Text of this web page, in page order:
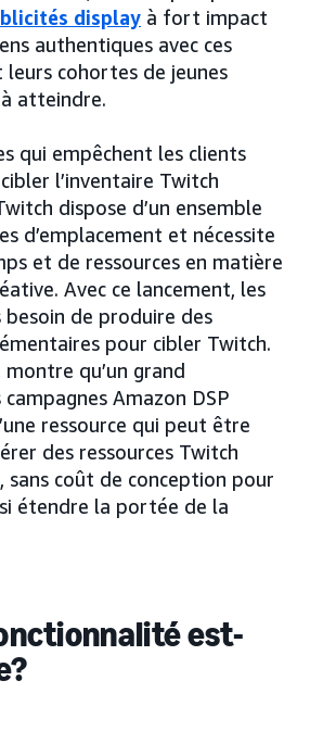
display à fort impact
authentiques avec ces
cohortes de jeunes
atteindre.
qui empêchent les clients
l’inventaire Twitch
dispose d’un ensemble
d’emplacement et nécessite
et de ressources en matière
Avec ce lancement, les
besoin de produire des
pour cibler Twitch.
montre qu’un grand
Amazon DSP
ressource qui peut être
des ressources Twitch
sans coût de conception pour
étendre la portée de la
est-